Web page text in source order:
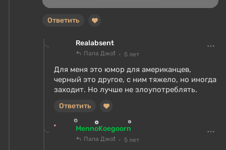
Ответить
Realabsent
Папа Джо❗ 5 лет
Для меня это юмор для американцев,
черный это другое, с ним тяжело, но иногда
заходит. Но лучше не злоупотреблять.
Ответить
MennoKoegoorn
Папа Джо❗ 5 лет